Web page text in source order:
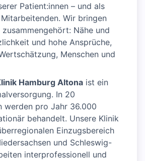
Patient:innen – und als
Wir bringen
zusammengehört: Nähe und
und hohe Ansprüche,
Menschen und
Hamburg Altona ist ein
In 20
werden pro Jahr 36.000
behandelt. Unsere Klinik
Einzugsbereich
und Schleswig-
interprofessionell und